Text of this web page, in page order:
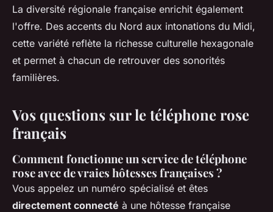
La diversité régionale française enrichit également
l'offre. Des accents du Nord aux intonations du Midi,
cette variété reflète la richesse culturelle hexagonale
et permet à chacun de retrouver des sonorités
familières.
Vos questions sur le téléphone rose
français
Comment fonctionne un service de téléphone
rose avec de vraies hôtesses françaises ?
Vous appelez un numéro spécialisé et êtes
directement connecté à une hôtesse française